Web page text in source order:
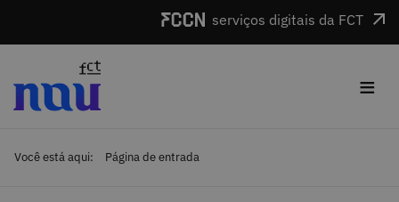
serviços digitais da FCT
≡
Você está aqui: Página de entrada